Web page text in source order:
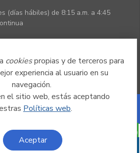
cookiespropias y de terceros para
experiencia al usuario en su
navegación.
el sitio web, estás aceptando
Políticas web.
Aceptar
(días hábiles) de 8:15 a.m. a 4:45
Powered by Nexura